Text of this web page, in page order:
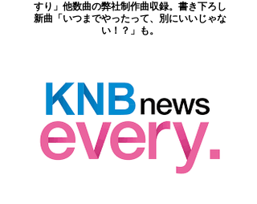
すり」他数曲の弊社制作曲収録。書き下ろし
新曲「いつまでやったって、別にいいじゃな
い！？」も。